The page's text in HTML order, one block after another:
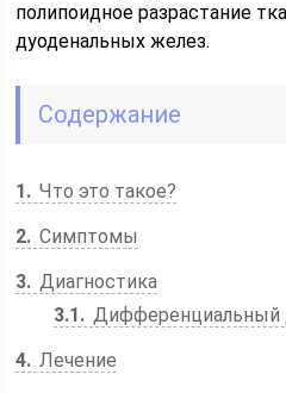
полипоидное разрастание
дуоденальных желез.
Содержание
1
Что это такое?
2 Симптомы
3 Диагностика
3.1
Дифференциальный
4 Лечение